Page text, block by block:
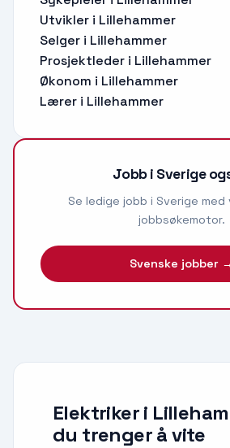
Utvikler i Lillehammer
Selger i Lillehammer
Prosjektleder i Lillehammer
Økonom i Lillehammer
Lærer i Lillehammer
Jobb i Sverige
Se ledige jobb i Sverige med
jobbsøkemotor.
Svenske jobber →
Elektriker i
du trenger å vite